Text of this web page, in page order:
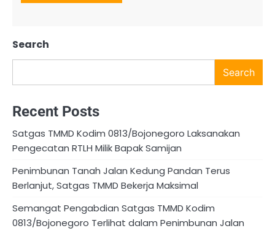
Search
Search
Recent Posts
Satgas TMMD Kodim 0813/Bojonegoro Laksanakan
Pengecatan RTLH Milik Bapak Samijan
Penimbunan Tanah Jalan Kedung Pandan Terus
Berlanjut, Satgas TMMD Bekerja Maksimal
Semangat Pengabdian Satgas TMMD Kodim
0813/Bojonegoro Terlihat dalam Penimbunan Jalan